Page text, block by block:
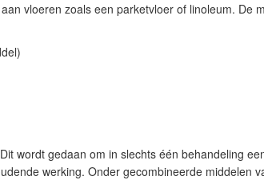
vloeren zoals een parketvloer of linoleum. De
wordt gedaan om in slechts één behandeling
werking. Onder gecombineerde middelen